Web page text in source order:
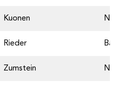
Kuonen Noemi
Rieder Basil
Zumstein Noah